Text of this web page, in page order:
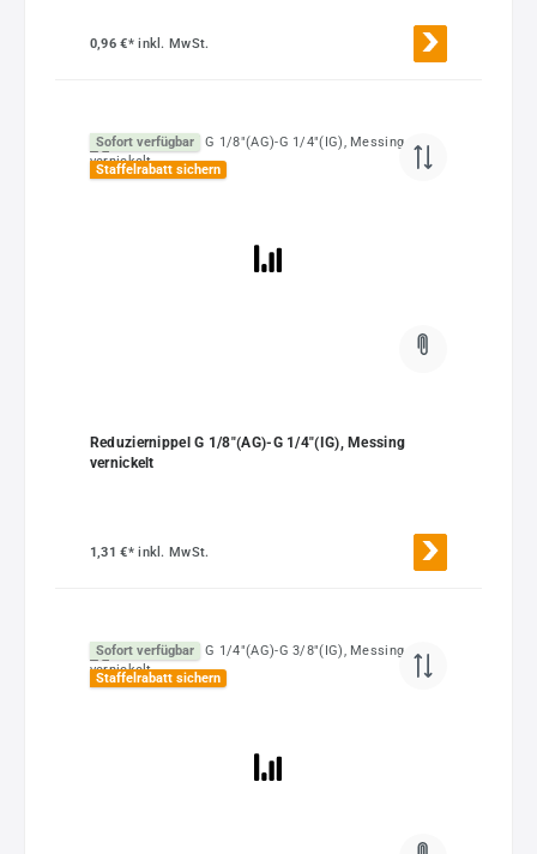
0,96 €*inkl. MwSt.
Sofort verfügbar
Staffelrabatt sichern
Reduziernippel G 1/8"(AG)-G 1/4"(IG), Messing
vernickelt
1,31 €*inkl. MwSt.
Sofort verfügbar
Staffelrabatt sichern